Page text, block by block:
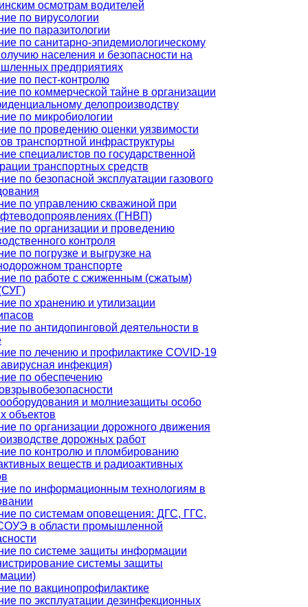
осмотрам водителей
по вирусологии
по паразитологии
по санитарно-эпидемиологическому
населения и безопасности на
предприятиях
по пест-контролю
по коммерческой тайне в организации
делопроизводству
по микробиологии
по проведению оценки уязвимости
транспортной инфраструктуры
специалистов по государственной
транспортных средств
по безопасной эксплуатации газового
по управлению скважиной при
(ГНВП)
по организации и проведению
контроля
по погрузке и выгрузке на
транспорте
по работе с сжиженным (сжатым)
по хранению и утилизации
по антидопинговой деятельности в
по лечению и профилактике COVID-19
инфекция)
по обеспечению
и молниезащиты особо
объектов
по организации дорожного движения
дорожных работ
по контролю и пломбированию
веществ и радиоактивных
по информационным технологиям в
по системам оповещения: ДГС, ГГС,
в области промышленной
по системе защиты информации
системы защиты
по вакцинопрофилактике
по эксплуатации дезинфекционных